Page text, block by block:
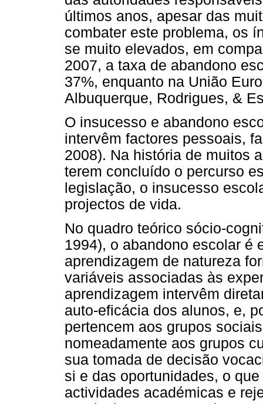
últimos anos, apesar das
combater este problema, os
se muito elevados, em
2007, a taxa de abandono
37%, enquanto na União
Albuquerque, Rodrigues, &
O insucesso e abandono
intervêm factores pessoais,
2008). Na história de muitos
terem concluído o percurso
legislação, o insucesso
projectos de vida.
No quadro teórico sócio-
1994), o abandono escolar é
aprendizagem de natureza
variáveis associadas às
aprendizagem intervêm
auto-eficácia dos alunos, e,
pertencem aos grupos
nomeadamente aos grupos
sua tomada de decisão
si e das oportunidades, o
actividades académicas e